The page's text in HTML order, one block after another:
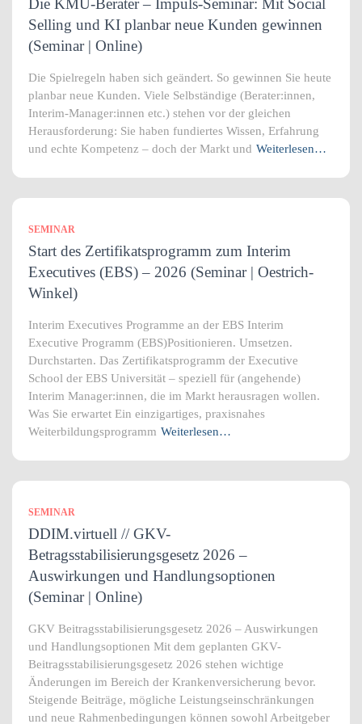
Die KMU-Berater – Impuls-Seminar: Mit Social
Selling und KI planbar neue Kunden gewinnen
(Seminar | Online)
Die Spielregeln haben sich geändert. So gewinnen Sie heute
planbar neue Kunden. Viele Selbständige (Berater:innen,
Interim-Manager:innen etc.) stehen vor der gleichen
Herausforderung: Sie haben fundiertes Wissen, Erfahrung
und echte Kompetenz – doch der Markt und Weiterlesen…
SEMINAR
Start des Zertifikatsprogramm zum Interim
Executives (EBS) – 2026 (Seminar | Oestrich-
Winkel)
Interim Executives Programme an der EBS Interim
Executive Programm (EBS)Positionieren. Umsetzen.
Durchstarten. Das Zertifikatsprogramm der Executive
School der EBS Universität – speziell für (angehende)
Interim Manager:innen, die im Markt herausragen wollen.
Was Sie erwartet Ein einzigartiges, praxisnahes
Weiterbildungsprogramm Weiterlesen…
SEMINAR
DDIM.virtuell // GKV-
Betragsstabilisierungsgesetz 2026 –
Auswirkungen und Handlungsoptionen
(Seminar | Online)
GKV Beitragsstabilisierungsgesetz 2026 – Auswirkungen
und Handlungsoptionen Mit dem geplanten GKV-
Beitragsstabilisierungsgesetz 2026 stehen wichtige
Änderungen im Bereich der Krankenversicherung bevor.
Steigende Beiträge, mögliche Leistungseinschränkungen
und neue Rahmenbedingungen können sowohl Arbeitgeber